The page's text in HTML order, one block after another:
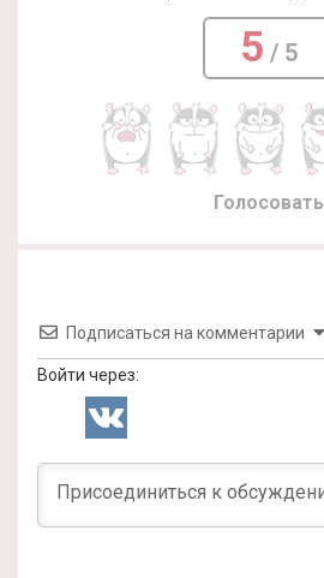
5 / 5
Голосовать
Подписаться на комментарии
Войти через: